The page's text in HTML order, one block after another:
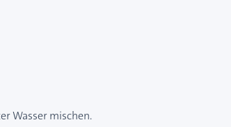
Wasser mischen.